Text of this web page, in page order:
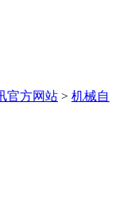
官方网站 > 机械自